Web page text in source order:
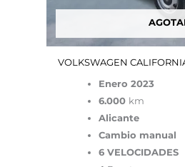
VOLKSWAGEN
Enero 2023
6.000 km
Alicante
Cambio manual
6 VELOCIDADES